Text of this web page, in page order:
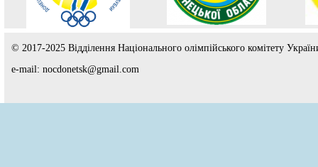
© 2017-2025 Відділення Національного олімпійського комітету
e-mail: nocdonetsk@gmail.com